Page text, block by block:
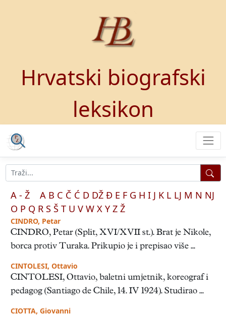
Hrvatski biografski
leksikon
A - Ž A B C Č Ć D DŽ Đ E F G H I J K L LJ M N NJ
O P Q R S Š T U V W X Y Z Ž
CINDRO, Petar
CINDRO, Petar (Split, XVI/XVII st.). Brat je Nikole,
borca protiv Turaka. Prikupio je i prepisao više ...
CINTOLESI, Ottavio
CINTOLESI, Ottavio, baletni umjetnik, koreograf i
pedagog (Santiago de Chile, 14. IV 1924). Studirao ...
CIOTTA, Giovanni